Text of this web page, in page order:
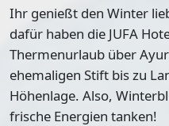
Ihr genießt den Winter
dafür haben die JUFA
Thermenurlaub über
ehemaligen Stift bis zu
Höhenlage. Also,
frische Energien tanken!